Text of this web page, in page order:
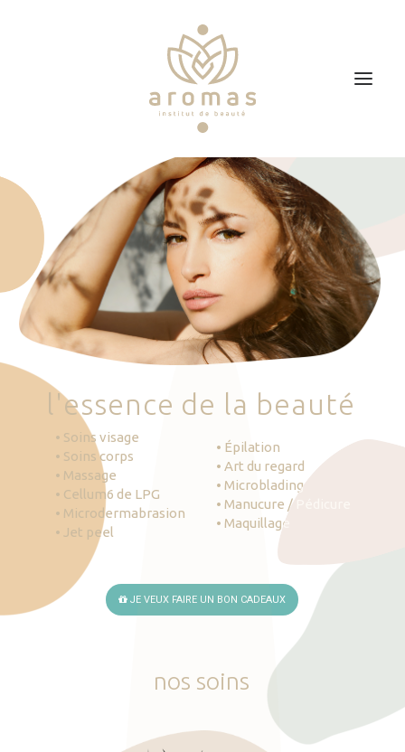
Soins
Je veux faire un bon cadeau
Plan d’accès
Prendre RDV
'essence de la beauté
• Soins visage
• Soins corps
• Massage
• Cellum6 de LPG
• Microdermabrasion
• Jet peel
• Épilation
• Art du regard
• Microblading
• Manucure / Pédicure
• Maquillage
JE VEUX FAIRE UN BON CADEAUX
nos soins